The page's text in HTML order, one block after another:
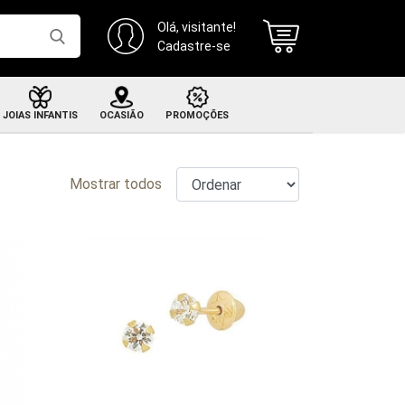
Olá, visitante!
Cadastre-se
de alianças em ouro 18k com brilhantes
JOIAS INFANTIS
Recém nascido
OCASIÃO PROMOÇÕES
Mostrar todos